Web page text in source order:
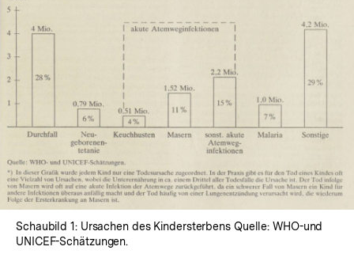
In
Lightbox
öffnen
Schaubild 1: Ursachen des Kindersterbens Quelle: WHO-und
UNICEF-Schätzungen.